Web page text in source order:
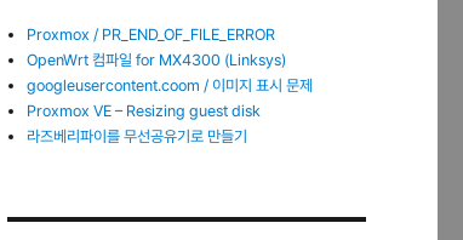
Proxmox / PR_END_OF_FILE_ERROR
OpenWrt 컴파일 for MX4300 (Linksys)
googleusercontent.coom / 이미지 표시 문제
Proxmox VE – Resizing guest disk
라즈베리파이를 무선공유기로 만들기